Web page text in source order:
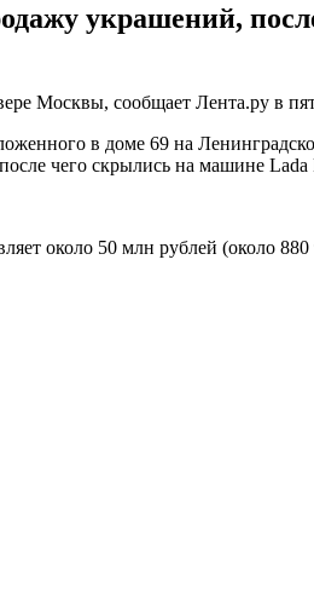
украшений,
Москвы, сообщает Лента.ру в
в доме 69 на
чего скрылись на машине Lada
около 50 млн рублей (около 880